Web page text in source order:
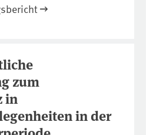
zum
in
in der